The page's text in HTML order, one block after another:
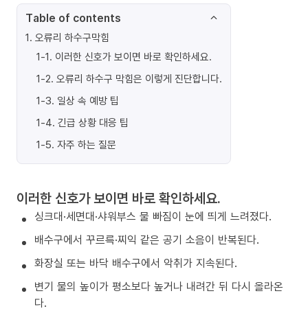
Table of contents
1. 오류리 하수구막힘
1-1. 이러한 신호가 보이면 바로 확인하세요.
1-2. 오류리 하수구 막힘은 이렇게 진단합니다.
1-3. 일상 속 예방 팁
1-4. 긴급 상황 대응 팁
1-5. 자주 하는 질문
이러한 신호가 보이면 바로 확인하세요.
싱크대·세면대·샤워부스 물 빠짐이 눈에 띄게 느려졌다.
배수구에서 꾸르륵·찌익 같은 공기 소음이 반복된다.
화장실 또는 바닥 배수구에서 악취가 지속된다.
변기 물의 높이가 평소보다 높거나 내려간 뒤 다시 올라온
다.